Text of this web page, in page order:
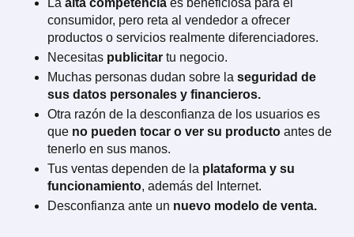
La alta competencia es beneficiosa para el
consumidor, pero reta al vendedor a ofrecer
productos o servicios realmente diferenciadores.
Necesitas publicitar tu negocio.
Muchas personas dudan sobre la seguridad de
sus datos personales y financieros.
Otra razón de la desconfianza de los usuarios es
que no pueden tocar o ver su producto antes de
tenerlo en sus manos.
Tus ventas dependen de la plataforma y su
funcionamiento, además del Internet.
Desconfianza ante un nuevo modelo de venta.